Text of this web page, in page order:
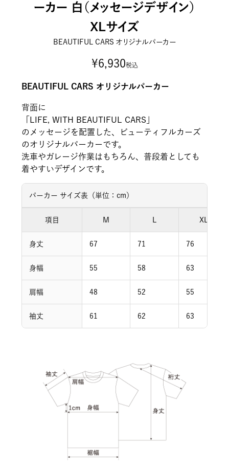
BEAUTIFUL CARS オリジナルパーカー
ーカー 白（メッセージデザイン）
XLサイズ
¥6,930税込
BEAUTIFUL CARS オリジナルパーカー
背面に
「LIFE, WITH BEAUTIFUL CARS」
のメッセージを配置した、ビューティフルカーズ
のオリジナルパーカーです。
洗車やガレージ作業はもちろん、普段着としても
着やすいデザインです。
パーカー サイズ表（単位：cm）
項目 M XL
身丈 67 71 76
身幅 55 58 63
肩幅 48 52 55
袖丈 61 62 63